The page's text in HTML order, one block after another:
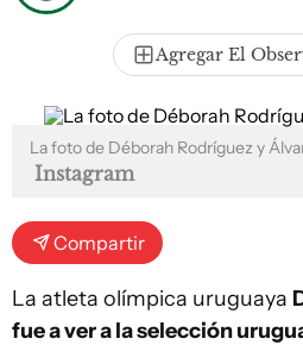
Agregar El
La foto de Déborah Rodríguez y
Instagram
Compartir
La atleta olímpica uruguaya
fue a ver a la selección